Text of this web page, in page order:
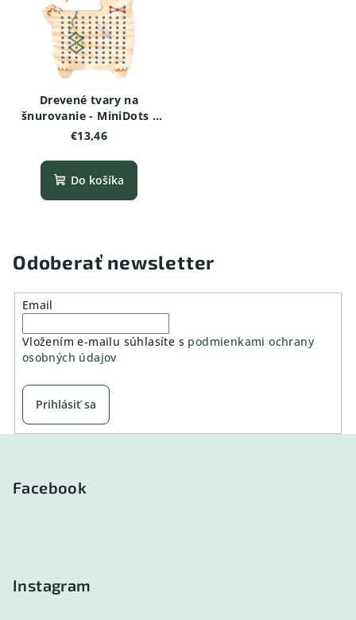
Drevené tvary na
šnurovanie - MiniDots -
Alpaca
€13,46
Do košíka
Odoberať newsletter
Email
Vložením e-mailu súhlasíte s podmienkami ochrany
osobných údajov
Prihlásiť sa
Facebook
Instagram